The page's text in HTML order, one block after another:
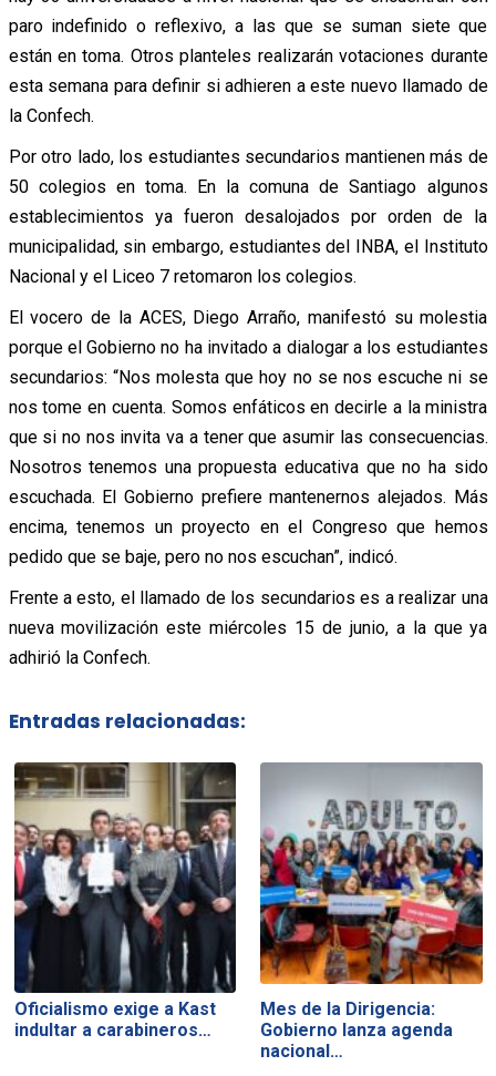
paro indefinido o reflexivo, a las que se suman siete que
están en toma. Otros planteles realizarán votaciones durante
esta semana para definir si adhieren a este nuevo llamado de
la Confech.
Por otro lado, los estudiantes secundarios mantienen más de
50 colegios en toma. En la comuna de Santiago algunos
establecimientos ya fueron desalojados por orden de la
municipalidad, sin embargo, estudiantes del INBA, el Instituto
Nacional y el Liceo 7 retomaron los colegios.
El vocero de la ACES, Diego Arraño, manifestó su molestia
porque el Gobierno no ha invitado a dialogar a los estudiantes
secundarios: “Nos molesta que hoy no se nos escuche ni se
nos tome en cuenta. Somos enfáticos en decirle a la ministra
que si no nos invita va a tener que asumir las consecuencias.
Nosotros tenemos una propuesta educativa que no ha sido
escuchada. El Gobierno prefiere mantenernos alejados. Más
encima, tenemos un proyecto en el Congreso que hemos
pedido que se baje, pero no nos escuchan”, indicó.
Frente a esto, el llamado de los secundarios es a realizar una
nueva movilización este miércoles 15 de junio, a la que ya
adhirió la Confech.
Entradas relacionadas:
Oficialismo exige a Kast
indultar a carabineros…
Mes de la Dirigencia:
Gobierno lanza agenda
nacional…